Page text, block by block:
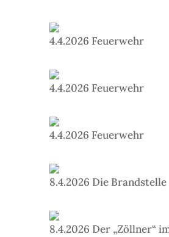
4.4.2026 Feuerwehr
4.4.2026 Feuerwehr
4.4.2026 Feuerwehr
8.4.2026 Die Brandstelle
8.4.2026 Der „Zöllner“